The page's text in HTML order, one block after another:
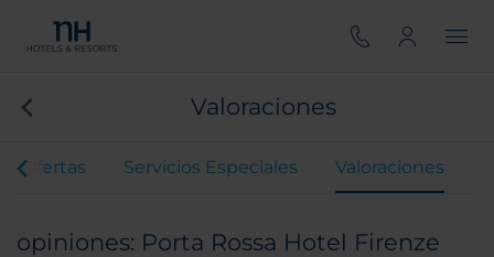
Valoraciones
Ofertas Servicios Especiales Valoraciones
opiniones: Porta Rossa Hotel Firenze